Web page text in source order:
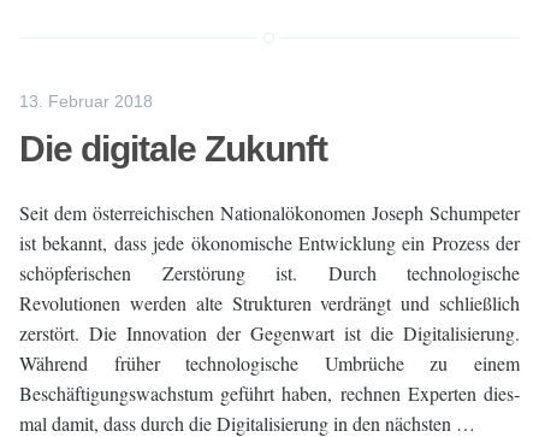
13. Februar 2018
Die digitale Zukunft
Seit dem österreichischen Nationalökonomen Joseph Schumpeter
ist bekannt, dass jede ökonomische Entwicklung ein Prozess der
schöpferischen Zerstörung ist. Durch technologische
Revolutionen werden alte Strukturen verdrängt und schließlich
zer­stört. Die Innovation der Gegenwart ist die Digitalisierung.
Während früher technologische Umbrüche zu einem
Beschäftigungswachstum geführt haben, rechnen Ex­perten dies­
mal damit, dass durch die Digitalisierung in den nächsten …